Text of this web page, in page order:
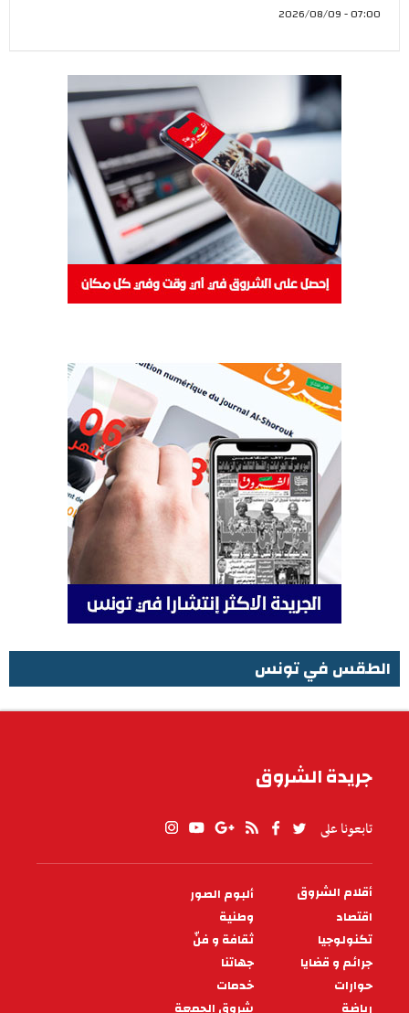
07:00 - 2026/08/09
الطقس في تونس
جريدة الشروق
تابعونا على
PIED
DE
PAGE
أقلام الشروق
ألبوم الصور
اقتصاد
وطنية
تكنولوجيا
ثقافة و فنّ
جرائم و قضايا
جهاتنا
حوارات
خدمات
رياضة
شروق الجمعة